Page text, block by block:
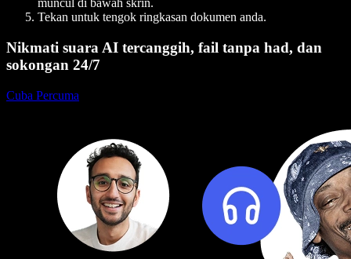
muncul di bawah skrin.
Tekan untuk tengok ringkasan dokumen anda.
Nikmati suara AI tercanggih, fail tanpa had, dan
sokongan 24/7
Cuba Percuma